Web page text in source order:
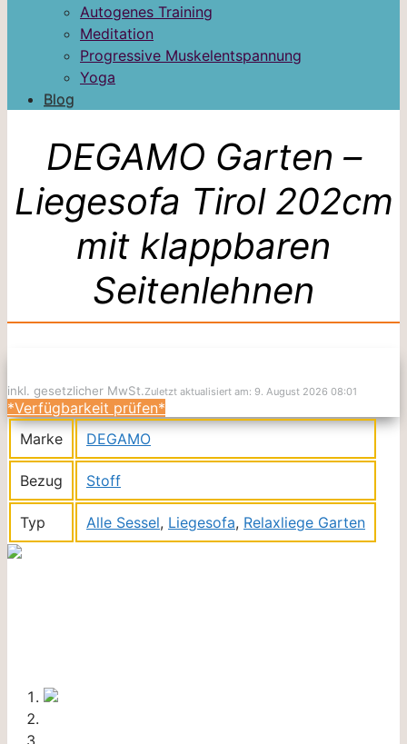
Autogenes Training
Meditation
Progressive Muskelentspannung
Yoga
Blog
DEGAMO Garten –
Liegesofa Tirol 202cm
mit klappbaren
Seitenlehnen
inkl. gesetzlicher MwSt.Zuletzt aktualisiert am: 9. August 2026 08:01
*Verfügbarkeit prüfen*
Marke
DEGAMO
Bezug Stoff
Typ Alle Sessel, Liegesofa, Relaxliege Garten